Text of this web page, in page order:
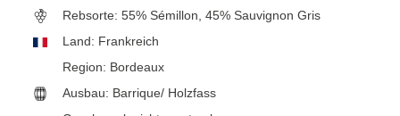
Rebsorte: 55% Sémillon, 45% Sauvignon Gris
Land: Frankreich
Region: Bordeaux
Ausbau: Barrique/ Holzfass